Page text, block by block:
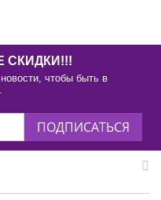
СКИДКИ!!!
чтобы быть в
ПОДПИСАТЬСЯ